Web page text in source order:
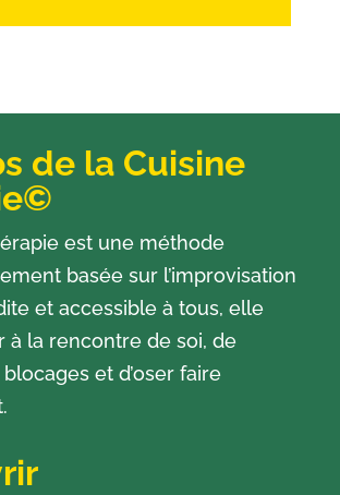
de la Cuisine
est une méthode
basée sur l’improvisation
et accessible à tous, elle
à la rencontre de soi, de
et d’oser faire